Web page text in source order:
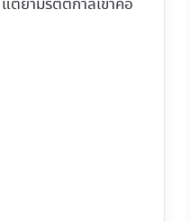
ต่ยามรัตติกาลเขาคือ